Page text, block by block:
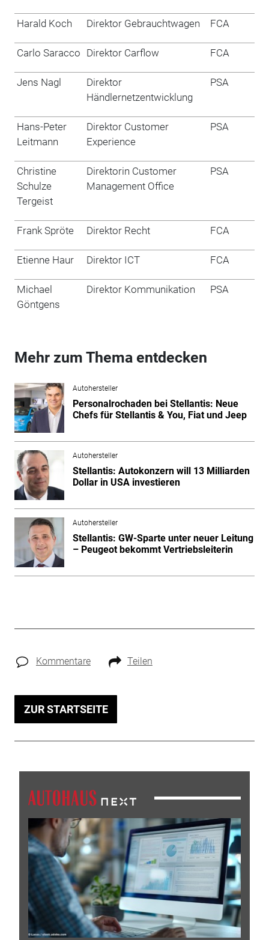
Harald Koch Direktor Gebrauchtwagen FCA
Carlo Saracco Direktor Carflow FCA
Jens Nagl
Direktor
Händlernetzentwicklung
PSA
Hans-Peter
Leitmann
Direktor Customer
Experience
PSA
Christine
Schulze
Tergeist
Direktorin Customer
Management Office
PSA
Frank Spröte Direktor Recht FCA
Etienne Haur Direktor ICT FCA
Michael
Göntgens
Direktor Kommunikation PSA
Mehr zum Thema entdecken
Autohersteller
Personalrochaden bei Stellantis: Neue
Chefs für Stellantis & You, Fiat und Jeep
Autohersteller
Stellantis: Autokonzern will 13 Milliarden
Dollar in USA investieren
Autohersteller
Stellantis: GW-Sparte unter neuer Leitung
– Peugeot bekommt Vertriebsleiterin
Kommentare Teilen
ZUR STARTSEITE